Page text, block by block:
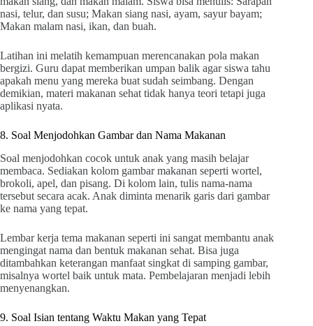
nasi, telur, dan susu; Makan siang nasi, ayam, sayur bayam;
Makan malam nasi, ikan, dan buah.
Latihan ini melatih kemampuan merencanakan pola makan
bergizi. Guru dapat memberikan umpan balik agar siswa tahu
apakah menu yang mereka buat sudah seimbang. Dengan
demikian, materi makanan sehat tidak hanya teori tetapi juga
aplikasi nyata.
8. Soal Menjodohkan Gambar dan Nama Makanan
Soal menjodohkan cocok untuk anak yang masih belajar
membaca. Sediakan kolom gambar makanan seperti wortel,
brokoli, apel, dan pisang. Di kolom lain, tulis nama-nama
tersebut secara acak. Anak diminta menarik garis dari gambar
ke nama yang tepat.
Lembar kerja tema makanan seperti ini sangat membantu anak
mengingat nama dan bentuk makanan sehat. Bisa juga
ditambahkan keterangan manfaat singkat di samping gambar,
misalnya wortel baik untuk mata. Pembelajaran menjadi lebih
menyenangkan.
9. Soal Isian tentang Waktu Makan yang Tepat